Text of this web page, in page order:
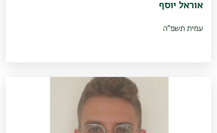
אוראל יוסף
עמית תשפ"ה